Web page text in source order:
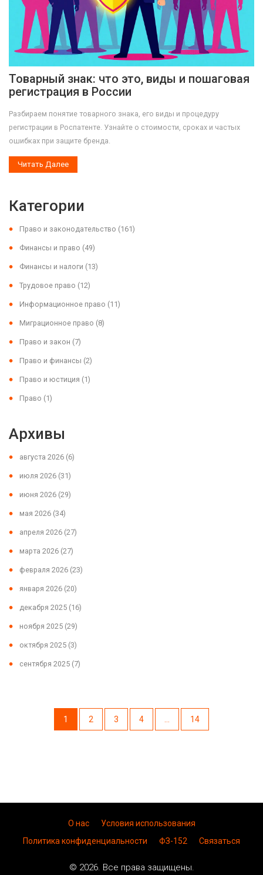
Товарный знак: что это, виды и пошаговая
регистрация в России
Разбираем понятие товарного знака, его виды и процедуру
регистрации в Роспатенте. Узнайте о стоимости, сроках и частых
ошибках при защите бренда.
Читать Далее
Категории
Право и законодательство (161)
Финансы и право (49)
Финансы и налоги (13)
Трудовое право (12)
Информационное право (11)
Миграционное право (8)
Право и закон (7)
Право и финансы (2)
Право и юстиция (1)
Право (1)
Архивы
августа 2026 (6)
июля 2026 (31)
июня 2026 (29)
мая 2026 (34)
апреля 2026 (27)
марта 2026 (27)
февраля 2026 (23)
января 2026 (20)
декабря 2025 (16)
ноября 2025 (29)
октября 2025 (3)
сентября 2025 (7)
1 2 3 4 … 14
О нас
Условия использования
Политика конфиденциальности
ФЗ-152 Связаться
© 2026. Все права защищены.